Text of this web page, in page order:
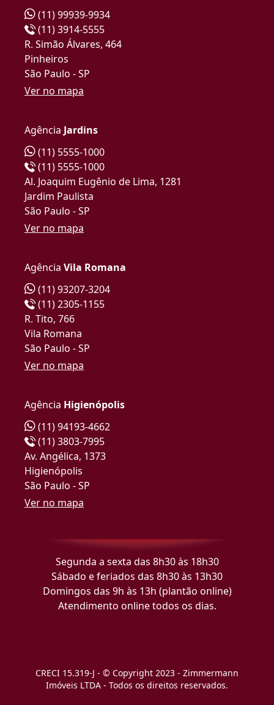
(11) 99939-9934
(11) 3914-5555
R. Simão Álvares, 464
Pinheiros
São Paulo - SP
Ver no mapa
Agência Jardins
(11) 5555-1000
(11) 5555-1000
Al. Joaquim Eugênio de Lima, 1281
Jardim Paulista
São Paulo - SP
Ver no mapa
Agência Vila Romana
(11) 93207-3204
(11) 2305-1155
R. Tito, 766
Vila Romana
São Paulo - SP
Ver no mapa
Agência Higienópolis
(11) 94193-4662
(11) 3803-7995
Av. Angélica, 1373
Higienópolis
São Paulo - SP
Ver no mapa
Segunda a sexta das 8h30 às 18h30
Sábado e feriados das 8h30 às 13h30
Domingos das 9h às 13h (plantão online)
Atendimento online todos os dias.
CRECI 15.319-J - © Copyright 2023 - Zimmermann
Imóveis LTDA - Todos os direitos reservados.